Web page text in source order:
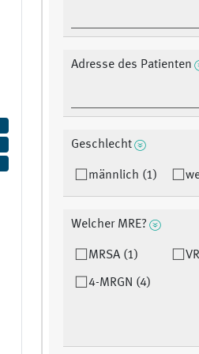
Adresse des Patienten
Geschlecht
männlich (1)
Welcher MRE?
MRSA (1)
4-MRGN (4)